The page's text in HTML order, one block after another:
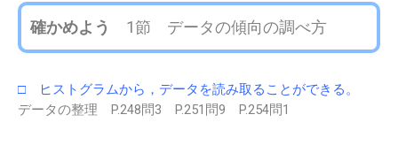
確かめよう 1節 データの傾向の調べ方
□ ヒストグラムから，データを読み取ることができる。
データの整理 P.248問3 P.251問9 P.254問1